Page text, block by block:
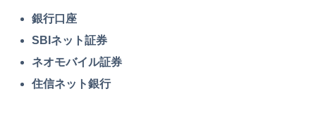
銀行口座
SBIネット証券
ネオモバイル証券
住信ネット銀行